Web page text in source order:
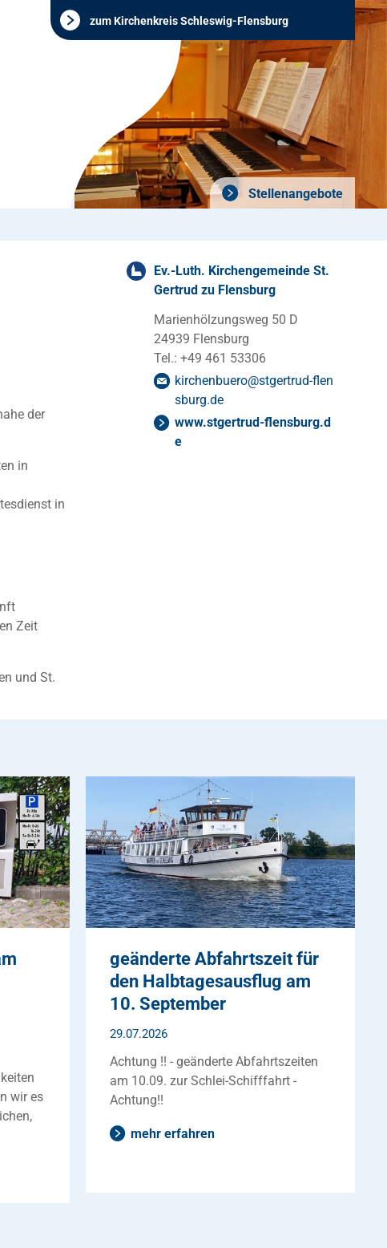
zum Kirchenkreis Schleswig-Flensburg
Stellenangebote
der
in
in
Zeit
und St.
Ev.-Luth. Kirchengemeinde St.
Gertrud zu Flensburg
Marienhölzungsweg 50 D
24939 Flensburg
Tel.: +49 461 53306
kirchenbuero@stgertrud-flen
sburg.de
www.stgertrud-flensburg.d
e
wir es
geänderte Abfahrtszeit für
den Halbtagesausflug am
10. September
29.07.2026
Achtung !! - geänderte Abfahrtszeiten
am 10.09. zur Schlei-Schifffahrt -
Achtung!!
mehr erfahren